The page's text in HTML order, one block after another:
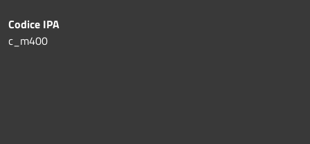
Codice IPA
c_m400